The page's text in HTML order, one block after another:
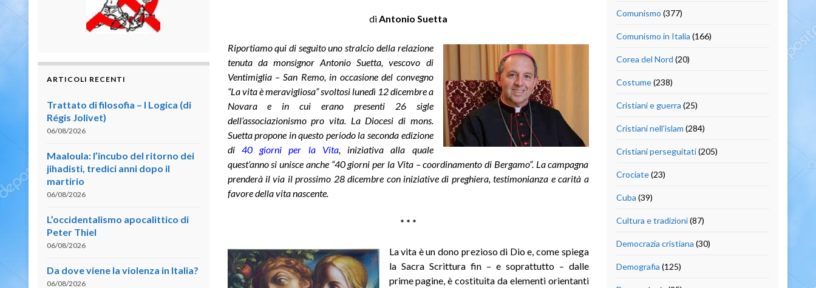
di Antonio Suetta
Riportiamo qui di seguito uno stralcio della relazione
tenuta da monsignor Antonio Suetta, vescovo di
Ventimiglia – San Remo, in occasione del convegno
“La vita è meravigliosa” svoltosi lunedì 12 dicembre a
Novara e in cui erano presenti 26 sigle
dell’associazionismo pro vita. La Diocesi di mons.
Suetta propone in questo periodo la seconda edizione
di
40 giorni per la Vita, iniziativa alla quale
quest’anno si unisce anche “40 giorni per la Vita – coordinamento di Bergamo”. La campagna
prenderà il via il prossimo 28 dicembre con iniziative di preghiera, testimonianza e carità a
favore della vita nascente.
* * *
La vita è un dono prezioso di Dio e, come spiega
la Sacra Scrittura fin – e soprattutto – dalle
prime pagine, è costituita da elementi orientanti
ARTICOLI RECENTI
Trattato di filosofia – I Logica (di
Régis Jolivet)
06/08/2026
Maaloula: l’incubo del ritorno dei
jihadisti, tredici anni dopo il
martirio
06/08/2026
L’occidentalismo apocalittico di
Peter Thiel
06/08/2026
Da dove viene la violenza in Italia?
06/08/2026
Comunismo (377)
Comunismo in Italia (166)
Corea del Nord (20)
Costume(238)
Cristiani e guerra (25)
Cristiani nell'islam (284)
Cristiani perseguitati(205)
Crociate(23)
Cuba (39)
Cultura e tradizioni(87)
Democrazia cristiana (30)
Demografia (125)